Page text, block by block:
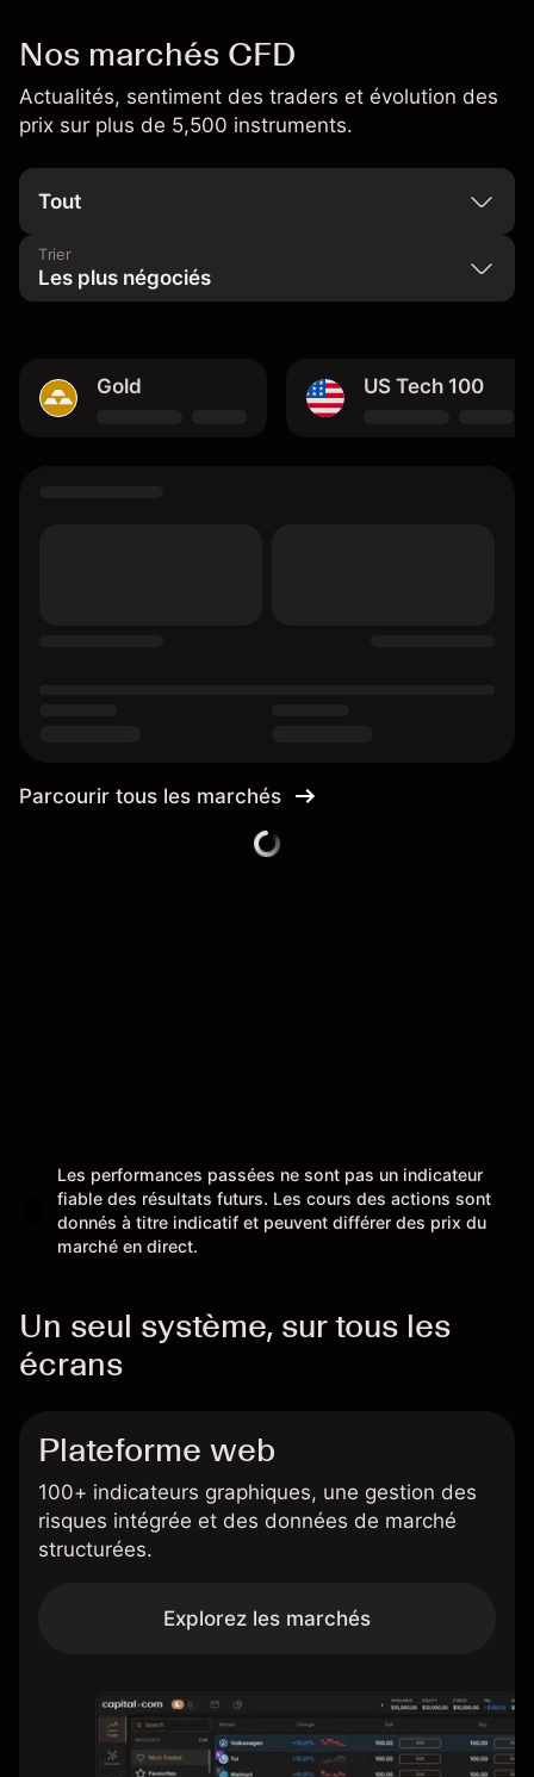
Nos marchés CFD
Actualités, sentiment des traders et évolution des
prix sur plus de 5,500 instruments.
Trier
Gold US Tech 100
Parcourir tous les marchés
Les performances passées ne sont pas un indicateur
fiable des résultats futurs. Les cours des actions sont
donnés à titre indicatif et peuvent différer des prix du
marché en direct.
Un seul système, sur tous les
écrans
Plateforme web
100+ indicateurs graphiques, une gestion des
risques intégrée et des données de marché
structurées.
Explorez les marchés